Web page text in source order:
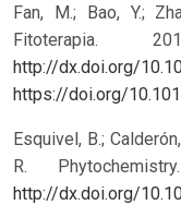
Fan, M.; Bao, Y.;
Fitoterapia.
http://dx.doi.org/
https://doi.org/
Esquivel, B.;
R.
http://dx.doi.org/